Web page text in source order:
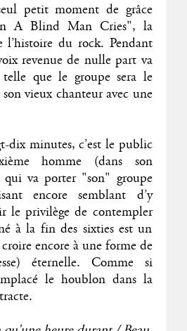
petit moment de grâce
A Blind Man Cries", la
du rock. Pendant
revenue de nulle part va
que le groupe sera le
vieux chanteur avec une
dix minutes, c’est le public
homme (dans son
qui va porter "son" groupe
encore semblant d’y
le privilège de contempler
à la fin des sixties est un
encore à une forme de
éternelle. Comme si
le houblon dans la